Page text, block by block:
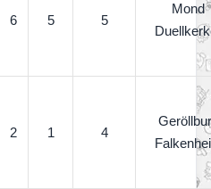
6 5 5
Mond
2 1 4